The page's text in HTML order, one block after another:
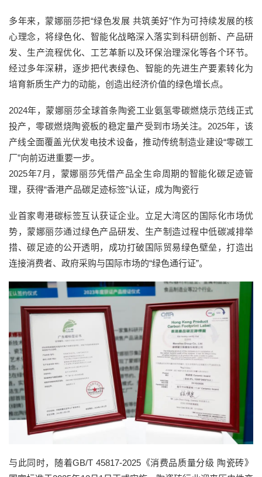
多年来，蒙娜丽莎把“绿色发展 共筑美好”作为可持续发展的核
心理念，将绿色化、智能化战略深入落实到科研创新、产品研
发、生产流程优化、工艺革新以及环保治理深化等各个环节。
经过多年深耕，逐步把代表绿色、智能的先进生产要素转化为
培育新质生产力的动能，创造出经济价值的绿色增长点。
2024年，蒙娜丽莎全球首条陶瓷工业氨氢零碳燃烧示范线正式
投产，零碳燃烧陶瓷板的稳定量产受到市场关注。2025年，该
产线全面覆盖光伏发电技术设备，推动传统制造业建设“零碳工
厂”向前迈进重要一步。
2025年7月，蒙娜丽莎凭借产品全生命周期的智能化碳足迹管
理，获得“香港产品碳足迹标签”认证，成为陶瓷行
业首家粤港碳标签互认获证企业。立足大湾区的国际化市场优
势，蒙娜丽莎通过绿色产品研发、生产制造过程中低碳减排举
措、碳足迹的公开透明，成功打破国际贸易绿色壁垒，打造出
连接消费者、政府采购与国际市场的“绿色通行证”。
与此同时，随着GB/T 45817-2025《消费品质量分级 陶瓷砖》